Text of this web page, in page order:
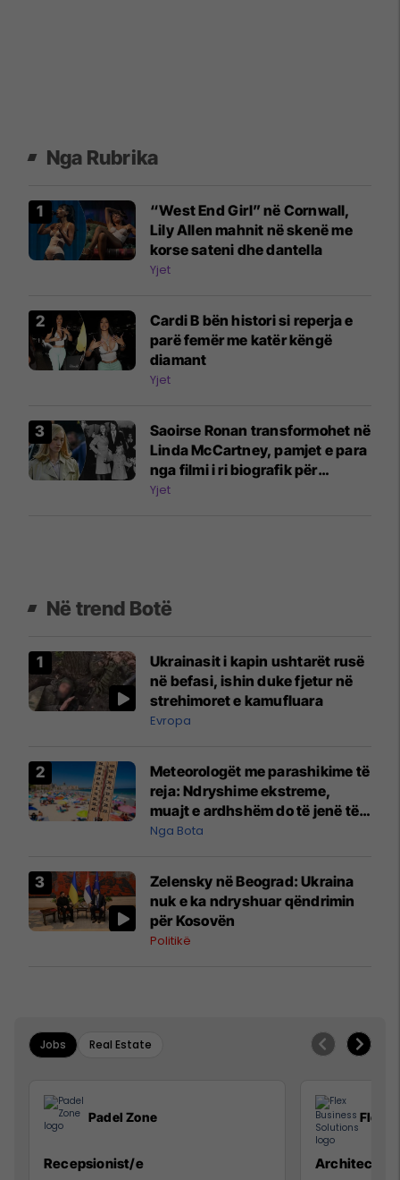
Nga Rubrika
“West End Girl” në Cornwall,
Lily Allen mahnit në skenë me
korse sateni dhe dantella
Yjet
Cardi B bën histori si reperja e
parë femër me katër këngë
diamant
Yjet
Saoirse Ronan transformohet në
Linda McCartney, pamjet e para
nga filmi i ri biografik për
Beatles
Yjet
Në trend Botë
Ukrainasit i kapin ushtarët rusë
në befasi, ishin duke fjetur në
strehimoret e kamufluara
Evropa
Meteorologët me parashikime të
reja: Ndryshime ekstreme,
muajt e ardhshëm do të jenë të
pazakontë
Nga Bota
Zelensky në Beograd: Ukraina
nuk e ka ndryshuar qëndrimin
për Kosovën
Politikë
Jobs Real Estate
Padel Zone
Recepsionist/e
Flex
Architect